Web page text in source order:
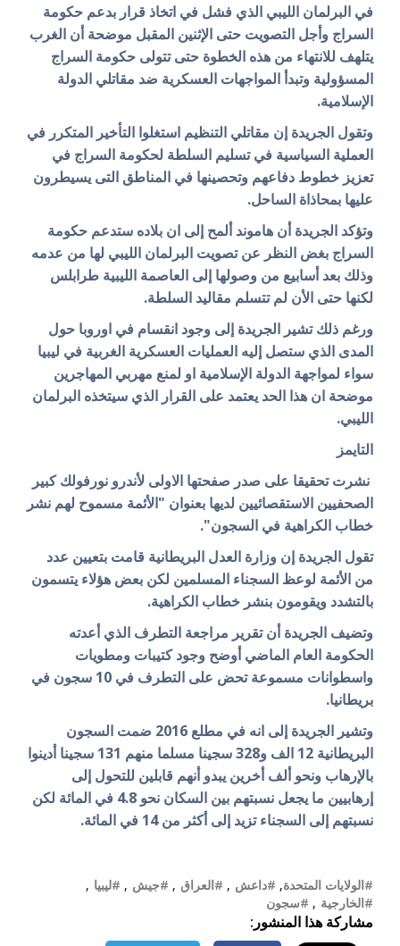
في البرلمان الليبي الذي فشل في اتخاذ قرار بدعم حكومة
السراج وأجل التصويت حتى الإثنين المقبل موضحة أن الغرب
يتلهف للانتهاء من هذه الخطوة حتى تتولى حكومة السراج
المسؤولية وتبدأ المواجهات العسكرية ضد مقاتلي الدولة
الإسلامية.
وتقول الجريدة إن مقاتلي التنظيم استغلوا التأخير المتكرر في
العملية السياسية في تسليم السلطة لحكومة السراج في
تعزيز خطوط دفاعهم وتحصينها في المناطق التى يسيطرون
عليها بمحاذاة الساحل.
وتؤكد الجريدة أن هاموند ألمح إلى ان بلاده ستدعم حكومة
السراج بغض النظر عن تصويت البرلمان الليبي لها من عدمه
وذلك بعد أسابيع من وصولها إلى العاصمة الليبية طرابلس
لكنها حتى الأن لم تتسلم مقاليد السلطة.
ورغم ذلك تشير الجريدة إلى وجود انقسام في اوروبا حول
المدى الذي ستصل إليه العمليات العسكرية الغربية في ليبيا
سواء لمواجهة الدولة الإسلامية او لمنع مهربي المهاجرين
موضحة ان هذا الحد يعتمد على القرار الذي سيتخذه البرلمان
الليبي.
التايمز
نشرت تحقيقا على صدر صفحتها الاولى لأندرو نورفولك كبير
الصحفيين الاستقصائيين لديها بعنوان "الأئمة مسموح لهم نشر
خطاب الكراهية في السجون".
تقول الجريدة إن وزارة العدل البريطانية قامت بتعيين عدد
من الأئمة لوعظ السجناء المسلمين لكن بعض هؤلاء يتسمون
بالتشدد ويقومون بنشر خطاب الكراهية.
وتضيف الجريدة أن تقرير مراجعة التطرف الذي أعدته
الحكومة العام الماضي أوضح وجود كتيبات ومطويات
واسطوانات مسموعة تحض على التطرف في 10 سجون في
بريطانيا.
وتشير الجريدة إلى انه في مطلع 2016 ضمت السجون
البريطانية 12 الف و328 سجينا مسلما منهم 131 سجينا أدينوا
بالإرهاب ونحو ألف أخرين يبدو أنهم قابلين للتحول إلى
إرهابيين ما يجعل نسبتهم بين السكان نحو 4.8 في المائة لكن
نسبتهم إلى السجناء تزيد إلى أكثر من 14 في المائة.
#الولايات المتحدة, #داعش , #العراق , #جيش , #ليبيا ,
#الخارجية , #سجون
مشاركة هذا المنشور: